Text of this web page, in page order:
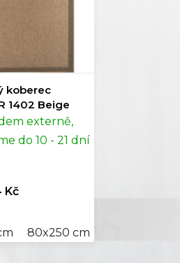
koberec
1402 Beige
externě,
do 10 - 21 dní
Kč
80x250 cm